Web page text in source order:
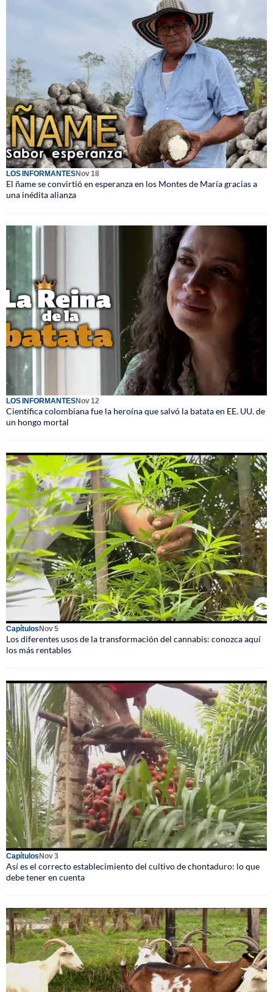
LOS INFORMANTESNov 18
El ñame se convirtió en esperanza en los Montes de María gracias a
una inédita alianza
LOS INFORMANTESNov 12
Científica colombiana fue la heroína que salvó la batata en EE. UU. de
un hongo mortal
CapítulosNov 5
Los diferentes usos de la transformación del cannabis: conozca aquí
los más rentables
CapítulosNov 3
Así es el correcto establecimiento del cultivo de chontaduro: lo que
debe tener en cuenta